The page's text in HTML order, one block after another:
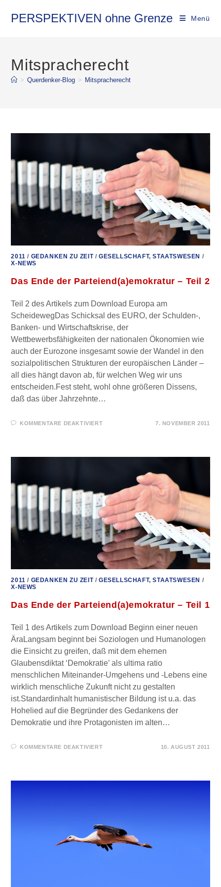
InhaltPERSPEKTIVEN ohne Grenze Menü
Mitspracherecht
> Querdenker-Blog > Mitspracherecht
2011 / GEDANKEN ZU ZEIT/GESELLSCHAFT, STAATSWESEN /
X-NEWS
Das Ende der Parteiend(a)emokratur – Teil 2
Teil 2 des Artikels zum Download Europa am
ScheidewegDas Schicksal des EURO, der Schulden-,
Banken- und Wirtschaftskrise, der
Wettbewerbsfähigkeiten der nationalen Ökonomien wie
auch der Eurozone insgesamt sowie der Wandel in den
sozialpolitischen Strukturen der europäischen Länder –
all dies hängt davon ab, für welchen Weg wir uns
entscheiden.Fest steht, wohl ohne größeren Dissens,
daß das über Jahrzehnte…
KOMMENTARE DEAKTIVIERTFÜR
7. NOVEMBER 2011
2011 / GEDANKEN ZU ZEIT/GESELLSCHAFT, STAATSWESEN /
X-NEWS
Das Ende der Parteiend(a)emokratur – Teil 1
Teil 1 des Artikels zum Download Beginn einer neuen
ÄraLangsam beginnt bei Soziologen und Humanologen
die Einsicht zu greifen, daß mit dem ehernen
Glaubensdiktat ‘Demokratie’ als ultima ratio
menschlichen Miteinander-Umgehens und -Lebens eine
wirklich menschliche Zukunft nicht zu gestalten
ist.Standardinhalt humanistischer Bildung ist u.a. das
Hohelied auf die Begründer des Gedankens der
Demokratie und ihre Protagonisten im alten…
KOMMENTARE DEAKTIVIERTFÜR
10. AUGUST 2011